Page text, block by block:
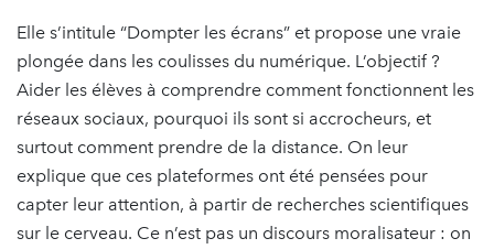
Elle s’intitule “Dompter les écrans” et propose une vraie
plongée dans les coulisses du numérique. L’objectif ?
Aider les élèves à comprendre comment fonctionnent les
réseaux sociaux, pourquoi ils sont si accrocheurs, et
surtout comment prendre de la distance. On leur
explique que ces plateformes ont été pensées pour
capter leur attention, à partir de recherches scientifiques
sur le cerveau. Ce n’est pas un discours moralisateur : on